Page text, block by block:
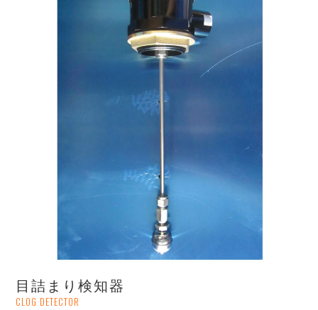
目詰まり検知器
CLOG DETECTOR